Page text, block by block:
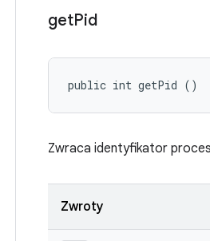
getPid
public int getPid ()
Zwraca identyfikator
Zwroty